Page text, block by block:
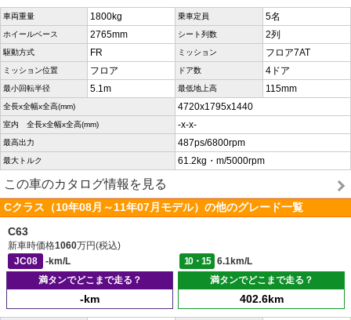
車両重量 1800kg 乗車定員 5名
ホイールベース 2765mm シート列数 2列
駆動方式 FR ミッション フロア7AT
ミッション位置 フロア ドア数 4ドア
最小回転半径 5.1m 最低地上高 115mm
全長x全幅x全高(mm) 4720x1795x1440
室内 全長x全幅x全高(mm) -x-x-
最高出力 487ps/6800rpm
最大トルク 61.2kg・m/5000rpm
この車のカタログ情報を見る
Cクラス（10年08月～11年07月モデル）の他のグレード一覧
C63
新車時価格1060万円(税込)
JC08
-km/L 10・15
6.1km/L
満タンでどこまで走る？
-km
満タンでどこまで走る？
402.6km